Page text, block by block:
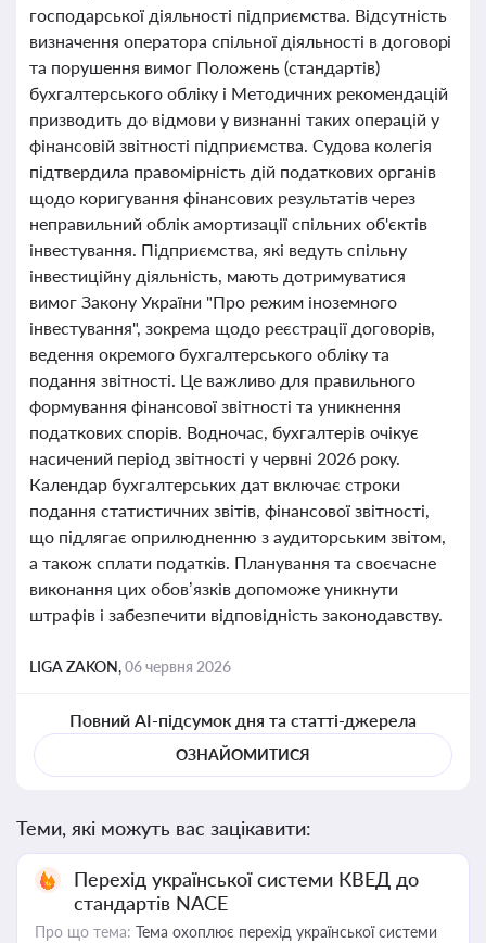
господарської діяльності підприємства. Відсутність
визначення оператора спільної діяльності в договорі
та порушення вимог Положень (стандартів)
бухгалтерського обліку і Методичних рекомендацій
призводить до відмови у визнанні таких операцій у
фінансовій звітності підприємства. Судова колегія
підтвердила правомірність дій податкових органів
щодо коригування фінансових результатів через
неправильний облік амортизації спільних об'єктів
інвестування. Підприємства, які ведуть спільну
інвестиційну діяльність, мають дотримуватися
вимог Закону України "Про режим іноземного
інвестування", зокрема щодо реєстрації договорів,
ведення окремого бухгалтерського обліку та
подання звітності. Це важливо для правильного
формування фінансової звітності та уникнення
податкових спорів. Водночас, бухгалтерів очікує
насичений період звітності у червні 2026 року.
Календар бухгалтерських дат включає строки
подання статистичних звітів, фінансової звітності,
що підлягає оприлюдненню з аудиторським звітом,
а також сплати податків. Планування та своєчасне
виконання цих обов’язків допоможе уникнути
штрафів і забезпечити відповідність законодавству.
LIGA ZAKON,06 червня 2026
Повний AI-підсумок дня та статті-джерела
ОЗНАЙОМИТИСЯ
Теми, які можуть вас зацікавити:
Перехід української системи КВЕД до
стандартів NACE
Про що тема: Тема охоплює перехід української системи